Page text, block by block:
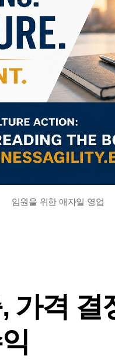
임원을 위한 애자일 영업
가격 결